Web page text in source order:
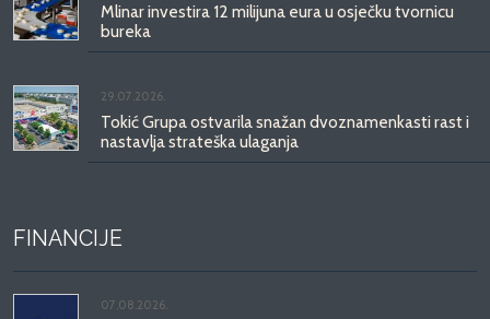
Mlinar investira 12 milijuna eura u osječku tvornicu
bureka
29.07.2026.
Tokić Grupa ostvarila snažan dvoznamenkasti rast i
nastavlja strateška ulaganja
FINANCIJE
07.08.2026.